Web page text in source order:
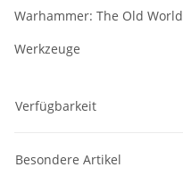
Warhammer: The Old World
Werkzeuge
Verfügbarkeit
Besondere Artikel